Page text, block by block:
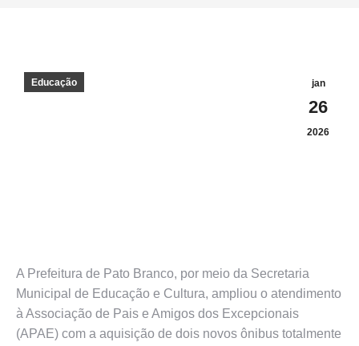
jan
26
2026
Educação
A Prefeitura de Pato Branco, por meio da Secretaria
Municipal de Educação e Cultura, ampliou o atendimento
à Associação de Pais e Amigos dos Excepcionais
(APAE) com a aquisição de dois novos ônibus totalmente